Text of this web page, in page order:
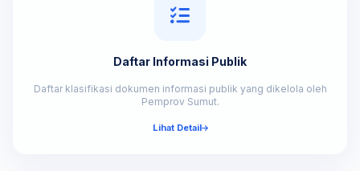
Daftar Informasi Publik
Daftar klasifikasi dokumen informasi publik yang dikelola oleh
Pemprov Sumut.
Lihat Detail